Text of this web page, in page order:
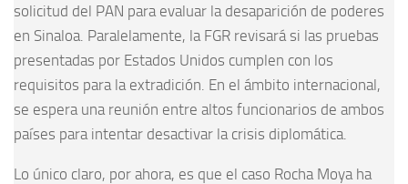
solicitud del PAN para evaluar la desaparición de poderes
en Sinaloa. Paralelamente, la FGR revisará si las pruebas
presentadas por Estados Unidos cumplen con los
requisitos para la extradición. En el ámbito internacional,
se espera una reunión entre altos funcionarios de ambos
países para intentar desactivar la crisis diplomática.
Lo único claro, por ahora, es que el caso Rocha Moya ha